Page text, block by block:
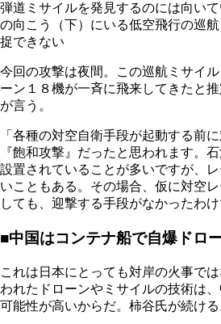
弾道ミサイルを発見するのには向い
の向こう（下）にいる低空飛行の巡
捉できない
今回の攻撃は夜間。この巡航ミサイ
ーン１８機が一斉に飛来してきたと
が言う。
「各種の対空自衛手段が起動する前
『飽和攻撃』だったと思われます。
設置されていることが多いですが、
いこともある。その場合、仮に対空
しても、迎撃する手段がなかったわけ
■中国はコンテナ船で自爆ドロ
これは日本にとっても対岸の火事で
われたドローンやミサイルの技術は
可能性が高いからだ。柿谷氏が続ける